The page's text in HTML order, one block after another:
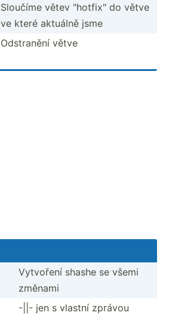
Sloučíme větev "­hot­fix­" do větve
ve které aktuálně jsme
Odstranění větve
Vytvoření shashe se všemi
změnami
-||- jen s vlastní zprávou